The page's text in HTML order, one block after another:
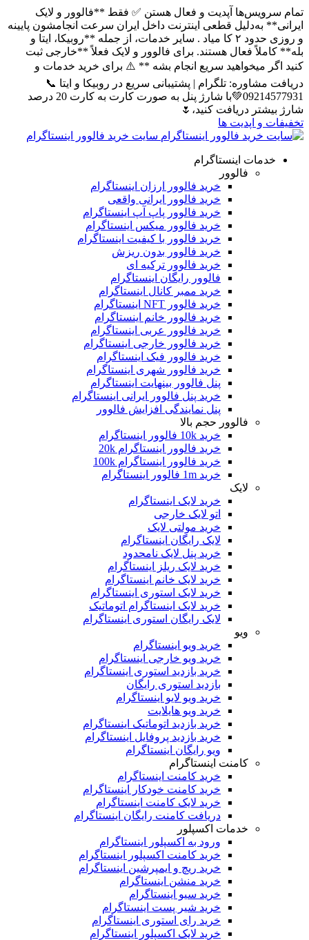
تمام سرویس‌ها آپدیت و فعال هستن ✅ فقط **فالوور و لایک
ایرانی** به‌دلیل قطعی اینترنت داخل ایران سرعت انجامشون پایینه
و روزی حدود ۲ کا میاد . سایر خدمات، از جمله **روبیکا، ایتا و
بله** کاملاً فعال هستند. برای فالوور و لایک فعلاً **خارجی ثبت
کنید اگر میخواهید سریع انجام بشه ** ⚠️ برای خرید خدمات و
دریافت مشاوره: تلگرام | پشتیبانی سریع در روبیکا و ایتا 📞
09214577931💚با شارژ پنل به صورت کارت به کارت 20 درصد
شارژ بیشتر دریافت کنید،🌷
تخفیفات و اپدیت ها
سایت خرید فالوور اینستاگرام
خدمات اینستاگرام
فالوور
خرید فالوور ارزان اینستاگرام
خرید فالوور ایرانی واقعی
خرید فالوور پاپ آپ اینستاگرام
خرید فالوور میکس اینستاگرام
خرید فالوور با کیفیت اینستاگرام
خرید فالوور بدون ریزش
خرید فالوور ترکیه ای
فالوور رایگان اینستاگرام
خرید ممبر کانال اینستاگرام
خرید فالوور NFT اینستاگرام
خرید فالوور خانم اینستاگرام
خرید فالوور عربی اینستاگرام
خرید فالوور خارجی اینستاگرام
خرید فالوور فیک اینستاگرام
خرید فالوور شهری اینستاگرام
پنل فالوور بینهایت اینستاگرام
خرید پنل فالوور ایرانی اینستاگرام
پنل نمایندگی افزایش فالوور
فالوور حجم بالا
خرید 10k فالوور اینستاگرام
خرید فالوور اینستاگرام 20k
خرید فالوور اینستاگرام 100k
خرید 1m فالوور اینستاگرام
لایک
خرید لایک اینستاگرام
اتو لایک خارجی
خرید مولتی لایک
لایک رایگان اینستاگرام
خرید پنل لایک نامحدود
خرید لایک ریلز اینستاگرام
خرید لایک خانم اینستاگرام
خرید لایک استوری اینستاگرام
خرید لایک اینستاگرام اتوماتیک
لایک رایگان استوری اینستاگرام
ویو
خرید ویو اینستاگرام
خرید ویو خارجی اینستاگرام
خرید بازدید استوری اینستاگرام
بازدید استوری رایگان
خرید ویو لایو اینستاگرام
خرید ویو هایلایت
خرید بازدید اتوماتیک اینستاگرام
خرید بازدید پروفایل اینستاگرام
ویو رایگان اینستاگرام
کامنت اینستاگرام
خرید کامنت اینستاگرام
خرید کامنت خودکار اینستاگرام
خرید لایک کامنت اینستاگرام
دریافت کامنت رایگان اینستاگرام
خدمات اکسپلور
ورود به اکسپلور اینستاگرام
خرید کامنت اکسپلور اینستاگرام
خرید ریچ و ایمپرشین اینستاگرام
خرید منشن اینستاگرام
خرید سیو اینستاگرام
خرید شیر پست اینستاگرام
خرید رای استوری اینستاگرام
خرید لایک اکسپلور اینستاگرام